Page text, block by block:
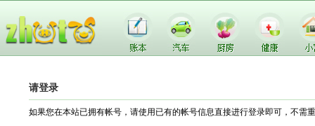
请登录
如果您在本站已拥有帐号，请使用已有的帐号信息直接进行登录即可，不需